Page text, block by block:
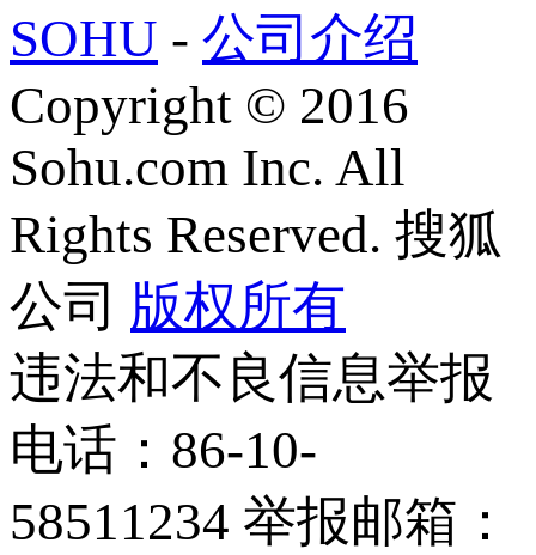
SOHU - 公司介绍
Copyright © 2016
Sohu.com Inc. All
Rights Reserved. 搜狐
公司 版权所有
违法和不良信息举报
电话：86-10-
58511234 举报邮箱：